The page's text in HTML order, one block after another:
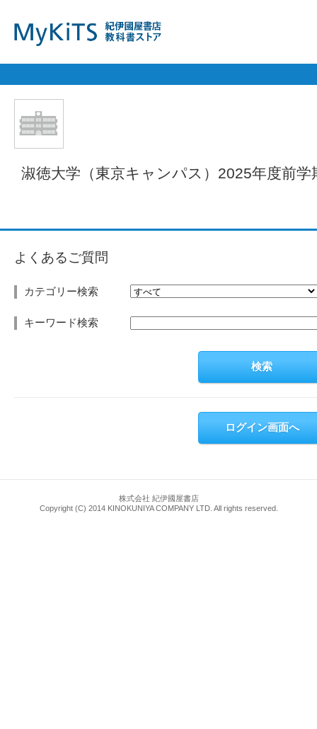
淑徳大学（東京キャンパス）2025年度前
よくあるご質問
カテゴリー検索
キーワード検索
検索
ログイン画面へ
株式会社 紀伊國屋書店
Copyright (C) 2014 KINOKUNIYA COMPANY LTD. All rights reserved.